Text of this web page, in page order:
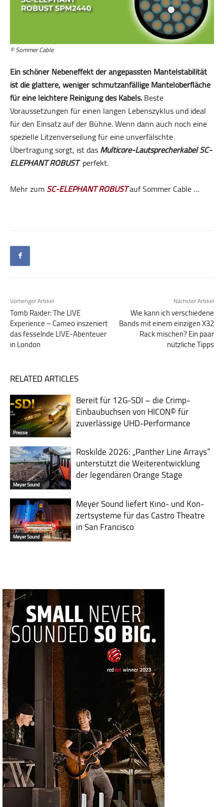
© Sommer Cable
Ein schöner Nebeneffekt der angepassten Mantelstabilität
ist die glattere, weniger schmutzanfällige Manteloberfläche
für eine leichtere Reinigung des Kabels.Beste
Voraussetzungen für einen langen Lebenszyklus und ideal
für den Einsatz auf der Bühne. Wenn dann auch noch eine
spezielle Litzenverseilung für eine unverfälschte
Übertragung sorgt, ist dasMulticore-Lautsprecherkabel SC-
ELEPHANT ROBUSTperfekt.
Mehr zumSC-ELEPHANT ROBUSTauf Sommer Cable …
Vorheriger Artikel
Tomb Raider: The LIVE
Experience – Cameo inszeniert
das fesselnde LIVE-Abenteuer
in London
Nächster Artikel
Wie kann ich verschiedene
Bands mit einem einzigen X32
Rack mischen? Ein paar
nützliche Tipps
RELATED ARTICLES
Presse
Bereit für 12G-SDI – die Crimp-
Einbaubuchsen von HICON© für
zuverlässige UHD-Performance
Meyer Sound
Roskilde 2026: „Panther Line Arrays“
unterstützt die Weiterentwicklung
der legendären Orange Stage
Meyer Sound
Meyer Sound liefert Kino- und Kon­
zert­sys­teme für das Castro Theatre
in San Francisco